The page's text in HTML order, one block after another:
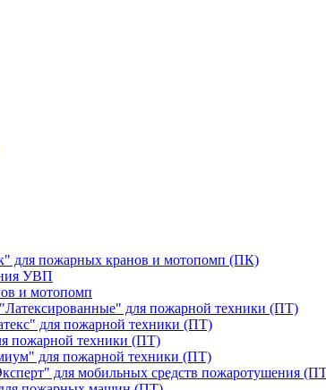
для пожарных кранов и мотопомп (ПК)
УВП
и мотопомп
для пожарной техники (ПТ)
для пожарной техники (ПТ)
пожарной техники (ПТ)
для пожарной техники (ПТ)
для мобильных средств пожаротушения